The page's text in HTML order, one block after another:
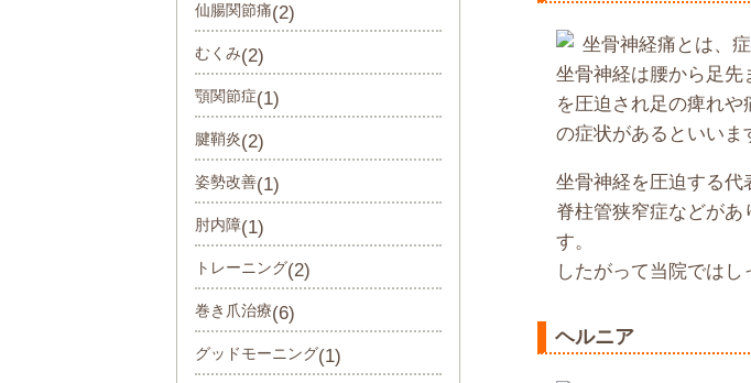
坐骨神経痛とは、
坐骨神経は腰から足先
を圧迫され足の痺れ
の症状があるといいま
坐骨神経を圧迫する代
脊柱管狭窄症などがあ
す。
したがって当院ではし
ヘルニア
仙腸関節痛(2)
むくみ(2)
顎関節症(1)
腱鞘炎(2)
姿勢改善(1)
肘内障(1)
トレーニング(2)
巻き爪治療(6)
グッドモーニング(1)